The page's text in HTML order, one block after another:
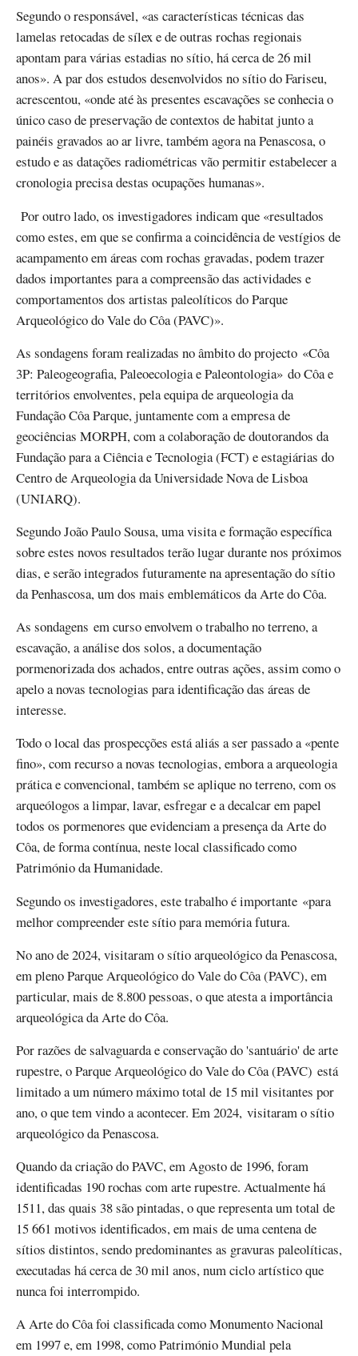
Segundo o responsável, «as características técnicas das
lamelas retocadas de sílex e de outras rochas regionais
apontam para várias estadias no sítio, há cerca de 26 mil
anos». A par dos estudos desenvolvidos no sítio do Fariseu,
acrescentou, «onde até às presentes escavações se conhecia o
único caso de preservação de contextos de habitat junto a
painéis gravados ao ar livre, também agora na Penascosa, o
estudo e as datações radiométricas vão permitir estabelecer a
cronologia precisa destas ocupações humanas».
Por outro lado, os investigadores indicam que «resultados
como estes, em que se confirma a coincidência de vestígios de
acampamento em áreas com rochas gravadas, podem trazer
dados importantes para a compreensão das actividades e
comportamentos dos artistas paleolíticos do Parque
Arqueológico do Vale do Côa (PAVC)».
As sondagens foram realizadas no âmbito do projecto «Côa
3P: Paleogeografia, Paleoecologia e Paleontologia» do Côa e
territórios envolventes, pela equipa de arqueologia da
Fundação Côa Parque, juntamente com a empresa de
geociências MORPH, com a colaboração de doutorandos da
Fundação para a Ciência e Tecnologia (FCT) e estagiárias do
Centro de Arqueologia da Universidade Nova de Lisboa
(UNIARQ).
Segundo João Paulo Sousa, uma visita e formação específica
sobre estes novos resultados terão lugar durante nos próximos
dias, e serão integrados futuramente na apresentação do sítio
da Penhascosa, um dos mais emblemáticos da Arte do Côa.
As sondagens em curso envolvem o trabalho no terreno, a
escavação, a análise dos solos, a documentação
pormenorizada dos achados, entre outras ações, assim como o
apelo a novas tecnologias para identificação das áreas de
interesse.
Todo o local das prospecções está aliás a ser passado a «pente
fino», com recurso a novas tecnologias, embora a arqueologia
prática e convencional, também se aplique no terreno, com os
arqueólogos a limpar, lavar, esfregar e a decalcar em papel
todos os pormenores que evidenciam a presença da Arte do
Côa, de forma contínua, neste local classificado como
Património da Humanidade.
Segundo os investigadores, este trabalho é importante «para
melhor compreender este sítio para memória futura.
No ano de 2024, visitaram o sítio arqueológico da Penascosa,
em pleno Parque Arqueológico do Vale do Côa (PAVC), em
particular, mais de 8.800 pessoas, o que atesta a importância
arqueológica da Arte do Côa.
Por razões de salvaguarda e conservação do 'santuário' de arte
rupestre, o Parque Arqueológico do Vale do Côa (PAVC) está
limitado a um número máximo total de 15 mil visitantes por
ano, o que tem vindo a acontecer. Em 2024, visitaram o sítio
arqueológico da Penascosa.
Quando da criação do PAVC, em Agosto de 1996, foram
identificadas 190 rochas com arte rupestre. Actualmente há
1511, das quais 38 são pintadas, o que representa um total de
15 661 motivos identificados, em mais de uma centena de
sítios distintos, sendo predominantes as gravuras paleolíticas,
executadas há cerca de 30 mil anos, num ciclo artístico que
nunca foi interrompido.
A Arte do Côa foi classificada como Monumento Nacional
em 1997 e, em 1998, como Património Mundial pela